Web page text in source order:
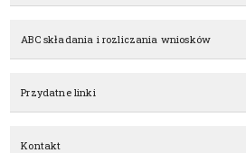
ABC składania i rozliczania wniosków
Przydatne linki
Kontakt